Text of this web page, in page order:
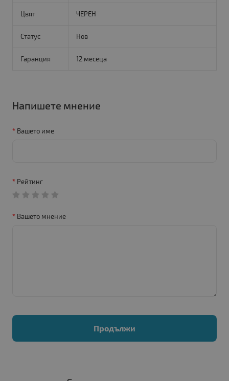
Цвят ЧЕРЕН
Статус Нов
Гаранция 12 месеца
Напишете мнение
Вашето име
Рейтинг
Вашето мнение
Продължи